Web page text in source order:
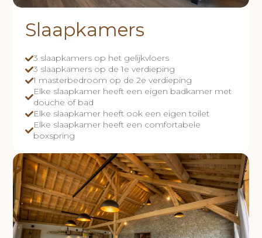
Slaapkamers
3 slaapkamers op het gelijkvloers
3 slaapkamers op de 1e verdieping
1 masterbedroom op de 2e verdieping
Elke slaapkamer heeft een eigen badkamer met
douche of bad
Elke slaapkamer heeft ook een eigen toilet
Elke slaapkamer heeft een comfortabele
boxspring